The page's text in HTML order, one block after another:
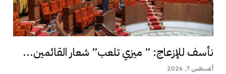
نأسف للإزعاج: ” ميزي تلعب” شعار القائمين...
أغسطس 7, 2026